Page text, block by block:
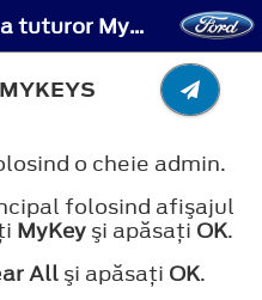
MyKey™ - Ştergerea tuturor MyKeys
o cheie admin.
folosind afişajul
MyKey şi apăsaţi OK.
All şi apăsaţi OK.